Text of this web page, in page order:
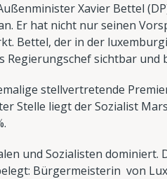
Xavier Bettel
Er hat nicht nur seinen
Bettel, der in der
Regierungschef sichtbar und
stellvertretende
Stelle liegt der Sozialist
und Sozialisten
Bürgermeisterin von